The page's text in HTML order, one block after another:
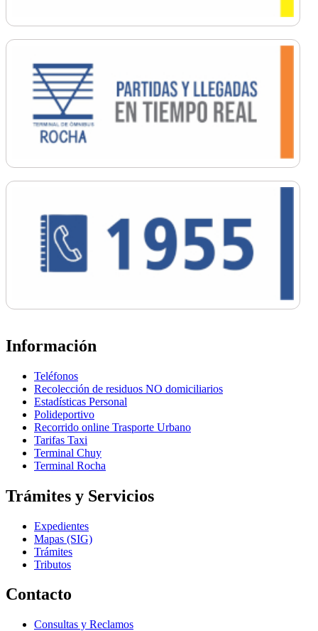
Información
Teléfonos
Recolección de residuos NO domiciliarios
Estadísticas Personal
Polideportivo
Recorrido online Trasporte Urbano
Tarifas Taxi
Terminal Chuy
Terminal Rocha
Trámites y Servicios
Expedientes
Mapas (SIG)
Trámites
Tributos
Contacto
Consultas y Reclamos